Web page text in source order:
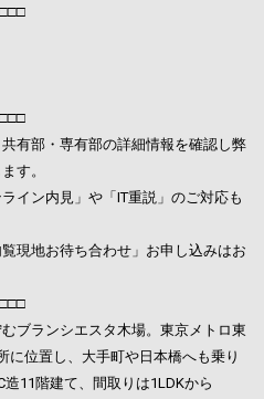
有部・専有部の詳細情報を確認し弊
す。
イン内見」や「IT重説」のご対応も
現地お待ち合わせ」お申し込みはお
ブランシエスタ木場。東京メトロ東
に位置し、大手町や日本橋へも乗り
11階建て、間取りは1LDKから